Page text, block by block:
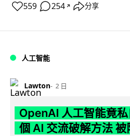
559 254 ↗ 分享
人工智能
Lawton 2 日
OpenAI 人工智能竟
個 AI 交流破解方法